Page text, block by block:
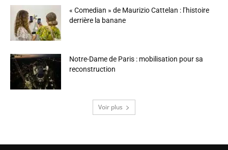
« Comedian » de Maurizio Cattelan : l’histoire
derrière la banane
Notre-Dame de Paris : mobilisation pour sa
reconstruction
Voir plus